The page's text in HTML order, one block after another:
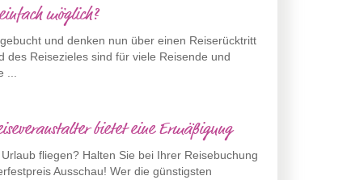
möglich?
und denken nun über einen Reiserücktritt
des Reisezieles sind für viele Reisende und
bietet eine Ermäßigung
fliegen? Halten Sie bei Ihrer Reisebuchung
Ausschau! Wer die günstigsten